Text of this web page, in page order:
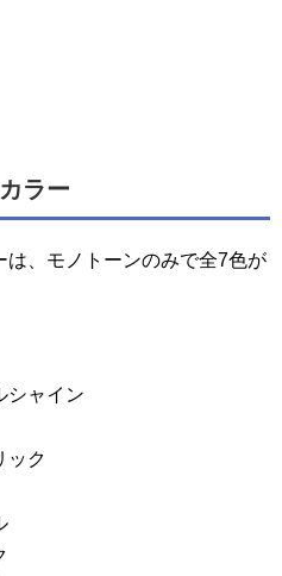
ラー
、モノトーンのみで全7色が
シャイン
ック